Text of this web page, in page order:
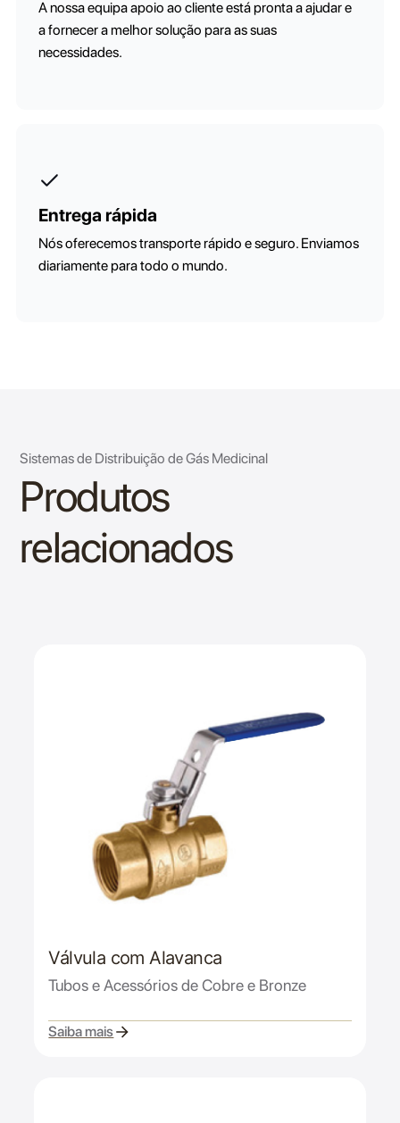
A nossa equipa apoio ao cliente está pronta a ajudar e
a fornecer a melhor solução para as suas
necessidades.
Entrega rápida
Nós oferecemos transporte rápido e seguro. Enviamos
diariamente para todo o mundo.
Sistemas de Distribuição de Gás Medicinal
Produtos
relacionados
Válvula com Alavanca
Tubos e Acessórios de Cobre e Bronze
Saiba mais